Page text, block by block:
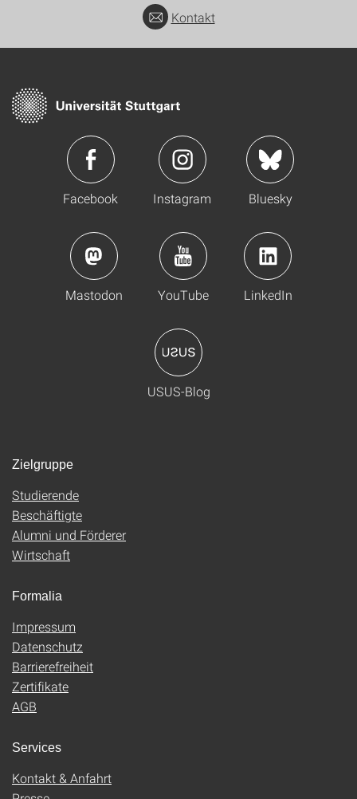
Kontakt
Facebook Instagram Bluesky
Mastodon YouTube LinkedIn
USUS-Blog
Zielgruppe
Studierende
Beschäftigte
Alumni und Förderer
Wirtschaft
Formalia
Impressum
Datenschutz
Barrierefreiheit
Zertifikate
AGB
Services
Kontakt & Anfahrt